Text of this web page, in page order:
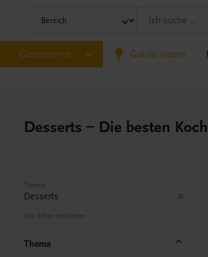
Gastronomie Gut zu wissen
Desserts – Die besten
Thema
Desserts
Alle Filter entfernen
Thema